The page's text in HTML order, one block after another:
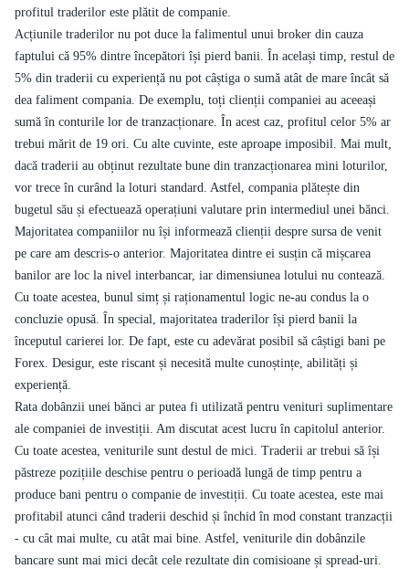
profitul traderilor este plătit de companie.
Acțiunile traderilor nu pot duce la falimentul unui broker din cauza
faptului că 95% dintre începători își pierd banii. În același timp, restul de
5% din traderii cu experiență nu pot câștiga o sumă atât de mare încât să
dea faliment compania. De exemplu, toți clienții companiei au aceeași
sumă în conturile lor de tranzacționare. În acest caz, profitul celor 5% ar
trebui mărit de 19 ori. Cu alte cuvinte, este aproape imposibil. Mai mult,
dacă traderii au obținut rezultate bune din tranzacționarea mini loturilor,
vor trece în curând la loturi standard. Astfel, compania plătește din
bugetul său și efectuează operațiuni valutare prin intermediul unei bănci.
Majoritatea companiilor nu își informează clienții despre sursa de venit
pe care am descris-o anterior. Majoritatea dintre ei susțin că mișcarea
banilor are loc la nivel interbancar, iar dimensiunea lotului nu contează.
Cu toate acestea, bunul simț și raționamentul logic ne-au condus la o
concluzie opusă. În special, majoritatea traderilor își pierd banii la
începutul carierei lor. De fapt, este cu adevărat posibil să câștigi bani pe
Forex. Desigur, este riscant și necesită multe cunoștințe, abilități și
experiență.
Rata dobânzii unei bănci ar putea fi utilizată pentru venituri suplimentare
ale companiei de investiții. Am discutat acest lucru în capitolul anterior.
Cu toate acestea, veniturile sunt destul de mici. Traderii ar trebui să își
păstreze pozițiile deschise pentru o perioadă lungă de timp pentru a
produce bani pentru o companie de investiții. Cu toate acestea, este mai
profitabil atunci când traderii deschid și închid în mod constant tranzacții
- cu cât mai multe, cu atât mai bine. Astfel, veniturile din dobânzile
bancare sunt mai mici decât cele rezultate din comisioane și spread-uri.